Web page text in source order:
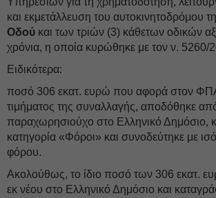
και εκμετάλλευση του αυτοκινητοδρόμου
Οδού και των τριών (3) κάθετων οδικών
χρόνια, η οποία κυρώθηκε με τον ν. 5260/
Ειδικότερα:
ποσό 306 εκατ. ευρώ που αφορά στον
τιμήματος της συναλλαγής, αποδόθηκε
παραχωρησιούχο στο Ελληνικό Δημόσιο,
κατηγορία «Φόροι» και συνοδεύτηκε με
φόρου.
Ακολούθως, το ίδιο ποσό των 306 εκατ.
εκ νέου στο Ελληνικό Δημόσιο και